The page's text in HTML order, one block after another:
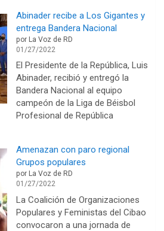
Abinader recibe a Los Gigantes y
entrega Bandera Nacional
por La Voz de RD
01/27/2022
El Presidente de la República, Luis
Abinader, recibió y entregó la
Bandera Nacional al equipo
campeón de la Liga de Béisbol
Profesional de República
Amenazan con paro regional
Grupos populares
por La Voz de RD
01/27/2022
La Coalición de Organizaciones
Populares y Feministas del Cibao
convocaron a una jornada de